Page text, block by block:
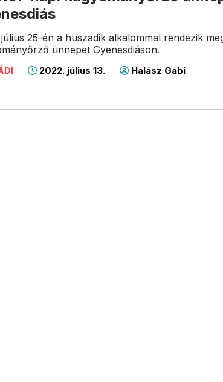
25-én a huszadik alkalommal rendezik
ünnepet Gyenesdiáson.
2022. július 13. Halász Gabi